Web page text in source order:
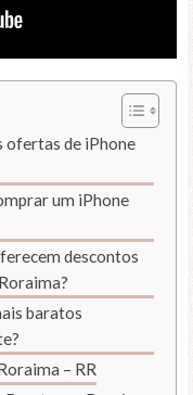
ofertas de iPhone
um iPhone
descontos
baratos
– RR